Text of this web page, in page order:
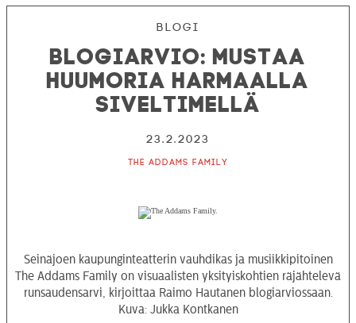
Blogi
Blogiarvio: Mustaa
huumoria harmaalla
siveltimellä
23.2.2023
The Addams Family
Seinäjoen kaupunginteatterin vauhdikas ja musiikkipitoinen
The Addams Family on visuaalisten yksityiskohtien räjähtelevä
runsaudensarvi, kirjoittaa Raimo Hautanen blogiarviossaan.
Kuva: Jukka Kontkanen